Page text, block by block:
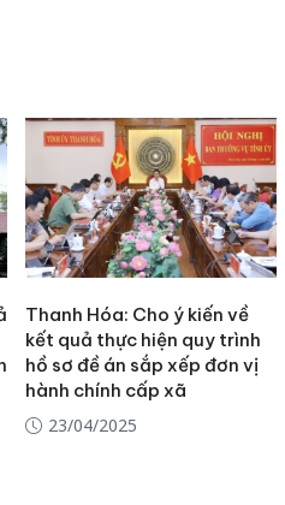
Thanh Hóa: Cho ý kiến về
kết quả thực hiện quy trình
hồ sơ đề án sắp xếp đơn vị
hành chính cấp xã
23/04/2025